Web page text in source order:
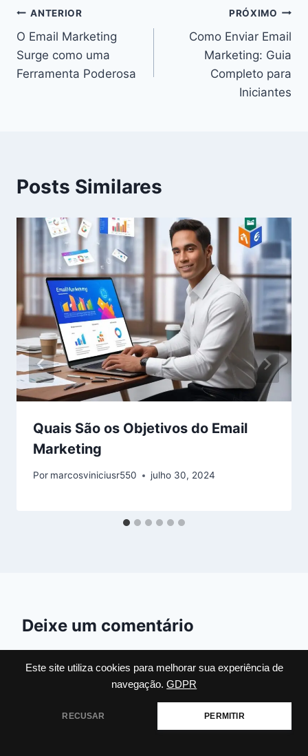
Este site utiliza cookies para melhorar sua experiência de
navegação. GDPR
RECUSAR PERMITIR
Navegação
de
Post
ANTERIOR
O Email Marketing
Surge como uma
Ferramenta Poderosa
PRÓXIMO
Como Enviar Email
Marketing: Guia
Completo para
Iniciantes
Posts Similares
Quais São os Objetivos do Email
Marketing
Por marcosviniciusr550 julho 30, 2024
Deixe um comentário
obrigatórios são marcados com*
Comentário*